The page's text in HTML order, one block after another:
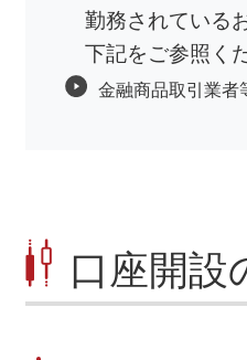
勤務されている
下記をご参照く
金融商品取引業者
口座開設